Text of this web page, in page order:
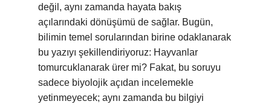
değil, aynı zamanda hayata bakış
açılarındaki dönüşümü de sağlar. Bugün,
bilimin temel sorularından birine odaklanarak
bu yazıyı şekillendiriyoruz: Hayvanlar
tomurcuklanarak ürer mi? Fakat, bu soruyu
sadece biyolojik açıdan incelemekle
yetinmeyecek; aynı zamanda bu bilgiyi